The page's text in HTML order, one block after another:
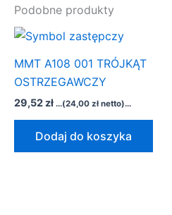
Podobne produkty
MMT A108 001 TRÓJKĄT
OSTRZEGAWCZY
29,52 zł ...(24,00 zł netto)...
Dodaj do koszyka